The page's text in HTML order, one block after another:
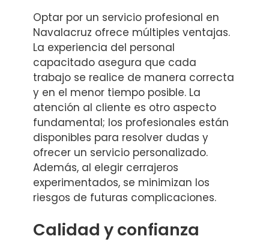
Optar por un servicio profesional en
Navalacruz ofrece múltiples ventajas.
La experiencia del personal
capacitado asegura que cada
trabajo se realice de manera correcta
y en el menor tiempo posible. La
atención al cliente es otro aspecto
fundamental; los profesionales están
disponibles para resolver dudas y
ofrecer un servicio personalizado.
Además, al elegir cerrajeros
experimentados, se minimizan los
riesgos de futuras complicaciones.
Calidad y confianza